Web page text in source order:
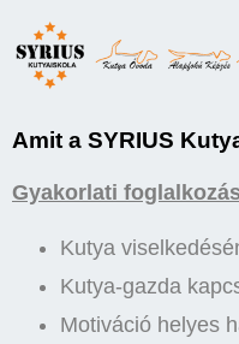
Amit a SYRIUS
Gyakorlati
Kutya
Kutya-gazda
Motiváció helyes